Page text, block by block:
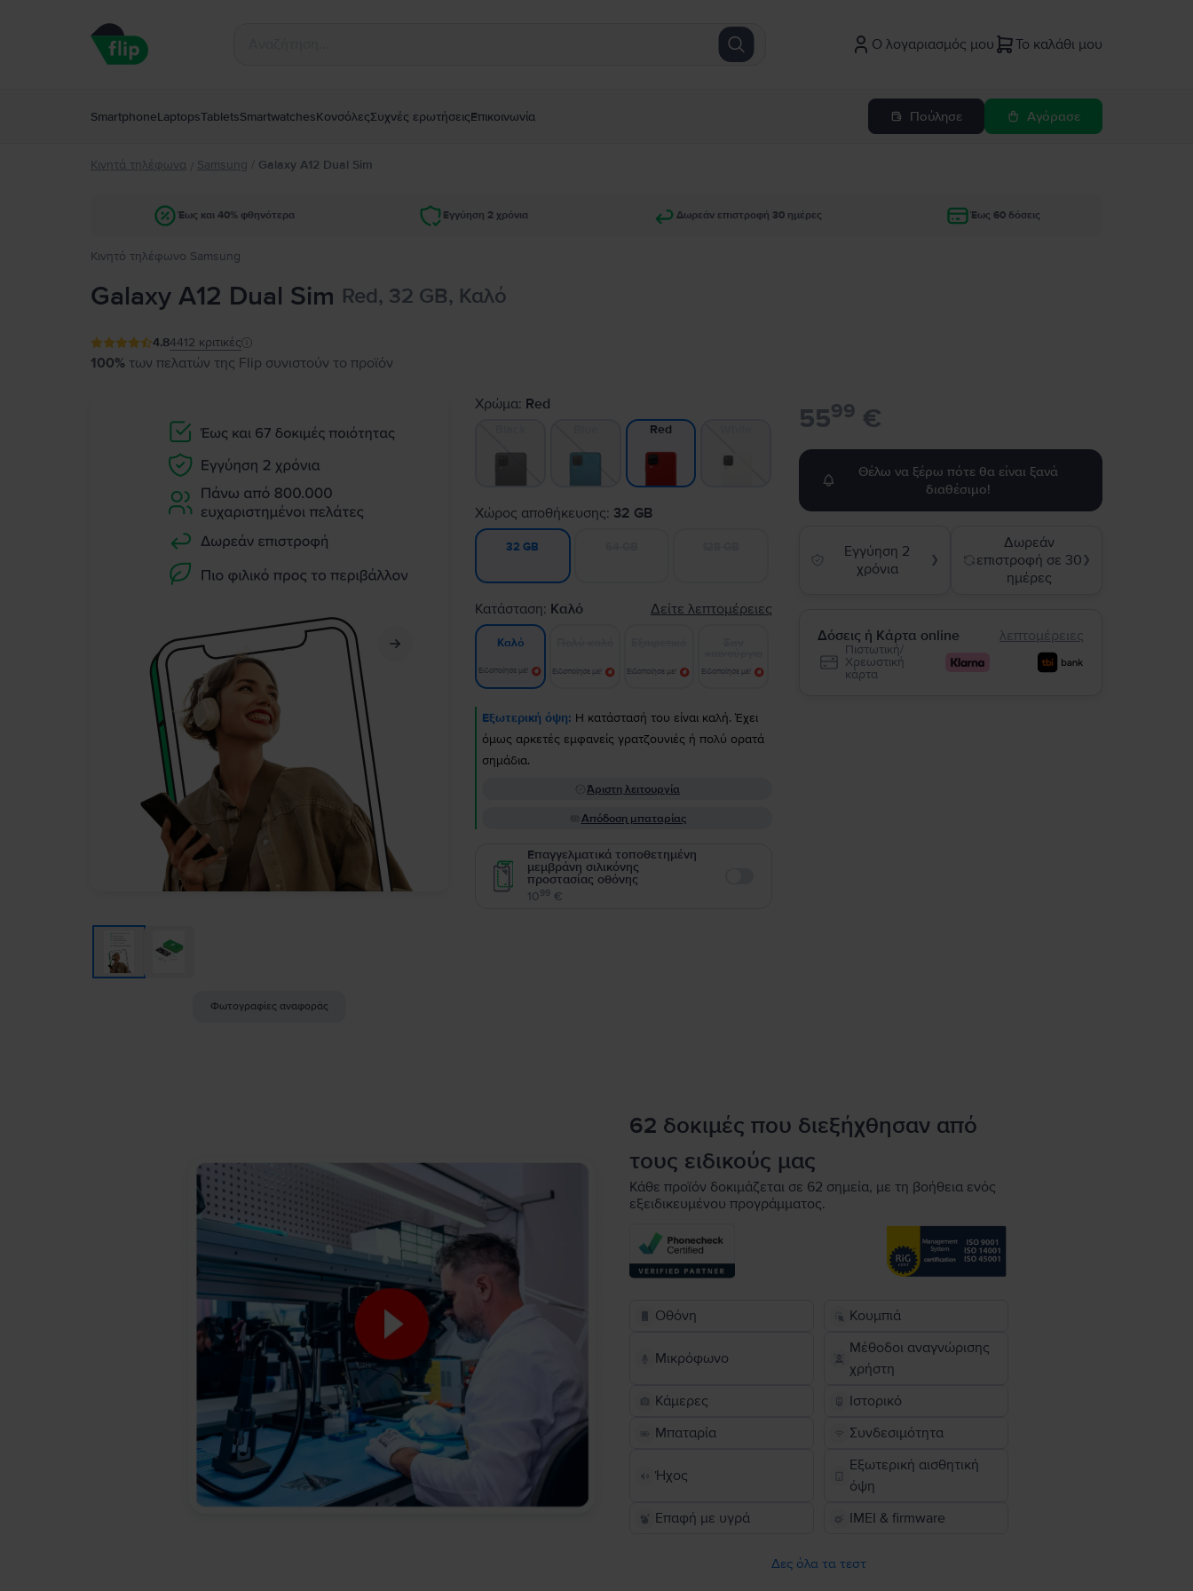
Ο λογαριασμός μου Το καλάθι μου
SmartphoneLaptopsTabletsSmartwatchesΚονσόλεςΣυχνές ερωτήσειςΕπικοινωνία Πούλησε Αγόρασε
Κινητά τηλέφωνα / Samsung / Galaxy A12 Dual Sim
Έως και 40% φθηνότερα Εγγύηση 2 χρόνια Δωρεάν επιστροφή 30 ημέρες Έως 60 δόσεις
Κινητό τηλέφωνο Samsung
Galaxy A12 Dual Sim Red, 32 GB, Καλό
4.84412 κριτικές
100% των πελατών της Flip συνιστούν το προϊόν
Φωτογραφίες αναφοράς
Χρώμα: Red
Red
Χώρος αποθήκευσης: 32 GB
32 GB
Κατάσταση: Καλό Δείτε λεπτομέρειες
Καλό
Ειδοποίησε με! Ειδοποίησε με! Ειδοποίησε με! Ειδοποίησε με!
Εξωτερική όψη: Η κατάστασή του είναι καλή. Έχει
όμως αρκετές εμφανείς γρατζουνιές ή πολύ ορατά
σημάδια.
Άριστη λειτουργία
Απόδοση μπαταρίας
Επαγγελματικά τοποθετημένη
μεμβράνη σιλικόνης
προστασίας οθόνης
1099 €
5599 €
Θέλω να ξέρω πότε θα είναι ξανά
διαθέσιμο!
Εγγύηση 2
χρόνια
❯
Δωρεάν
επιστροφή σε 30
ημέρες
❯
Δόσεις ή Κάρτα online λεπτομέρειες
Πιστωτική/
Χρεωστική
κάρτα
62 δοκιμές που διεξήχθησαν από
τους ειδικούς μας
Κάθε προϊόν δοκιμάζεται σε 62 σημεία, με τη βοήθεια ενός
εξειδικευμένου προγράμματος.
Οθόνη Κουμπιά
Μικρόφωνο
Μέθοδοι αναγνώρισης
χρήστη
Κάμερες
Ιστορικό
Μπαταρία
Συνδεσιμότητα
Ήχος
Εξωτερική αισθητική
όψη
Επαφή με υγρά
IMEI & firmware
Δες όλα τα τεστ